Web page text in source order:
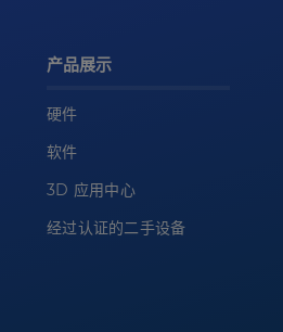
产品展示
硬件
软件
3D 应用中心
经过认证的二手设备